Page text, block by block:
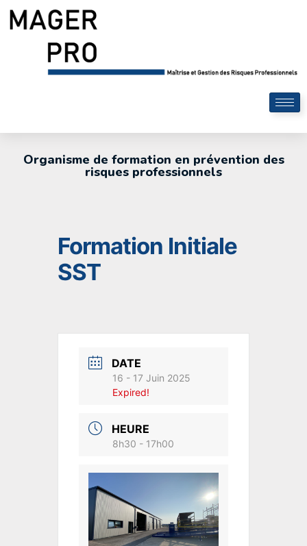
Organisme de formation en prévention des
risques professionnels
Formation Initiale
SST
DATE
16 - 17 Juin 2025
Expired!
HEURE
8h30 - 17h00